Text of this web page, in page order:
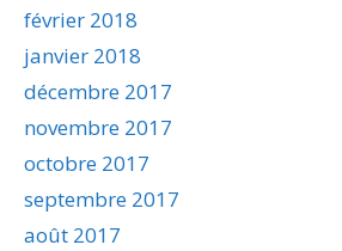
février 2018
janvier 2018
décembre 2017
novembre 2017
octobre 2017
septembre 2017
août 2017